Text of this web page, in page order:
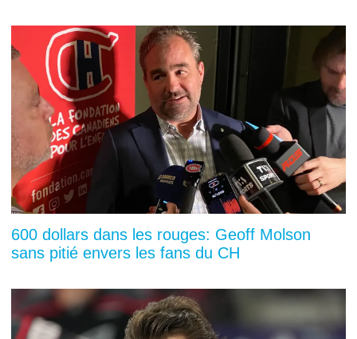
600 dollars dans les rouges: Geoff Molson
sans pitié envers les fans du CH